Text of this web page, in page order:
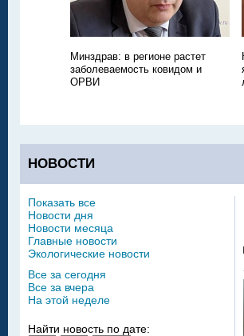
Минздрав: в регионе растет
заболеваемость ковидом и
ОРВИ
НОВОСТИ
Показать все
Новости дня
Новости месяца
Главные новости
Экологические новости
Все за сегодня
Все за вчера
На этой неделе
Найти новость по дате: